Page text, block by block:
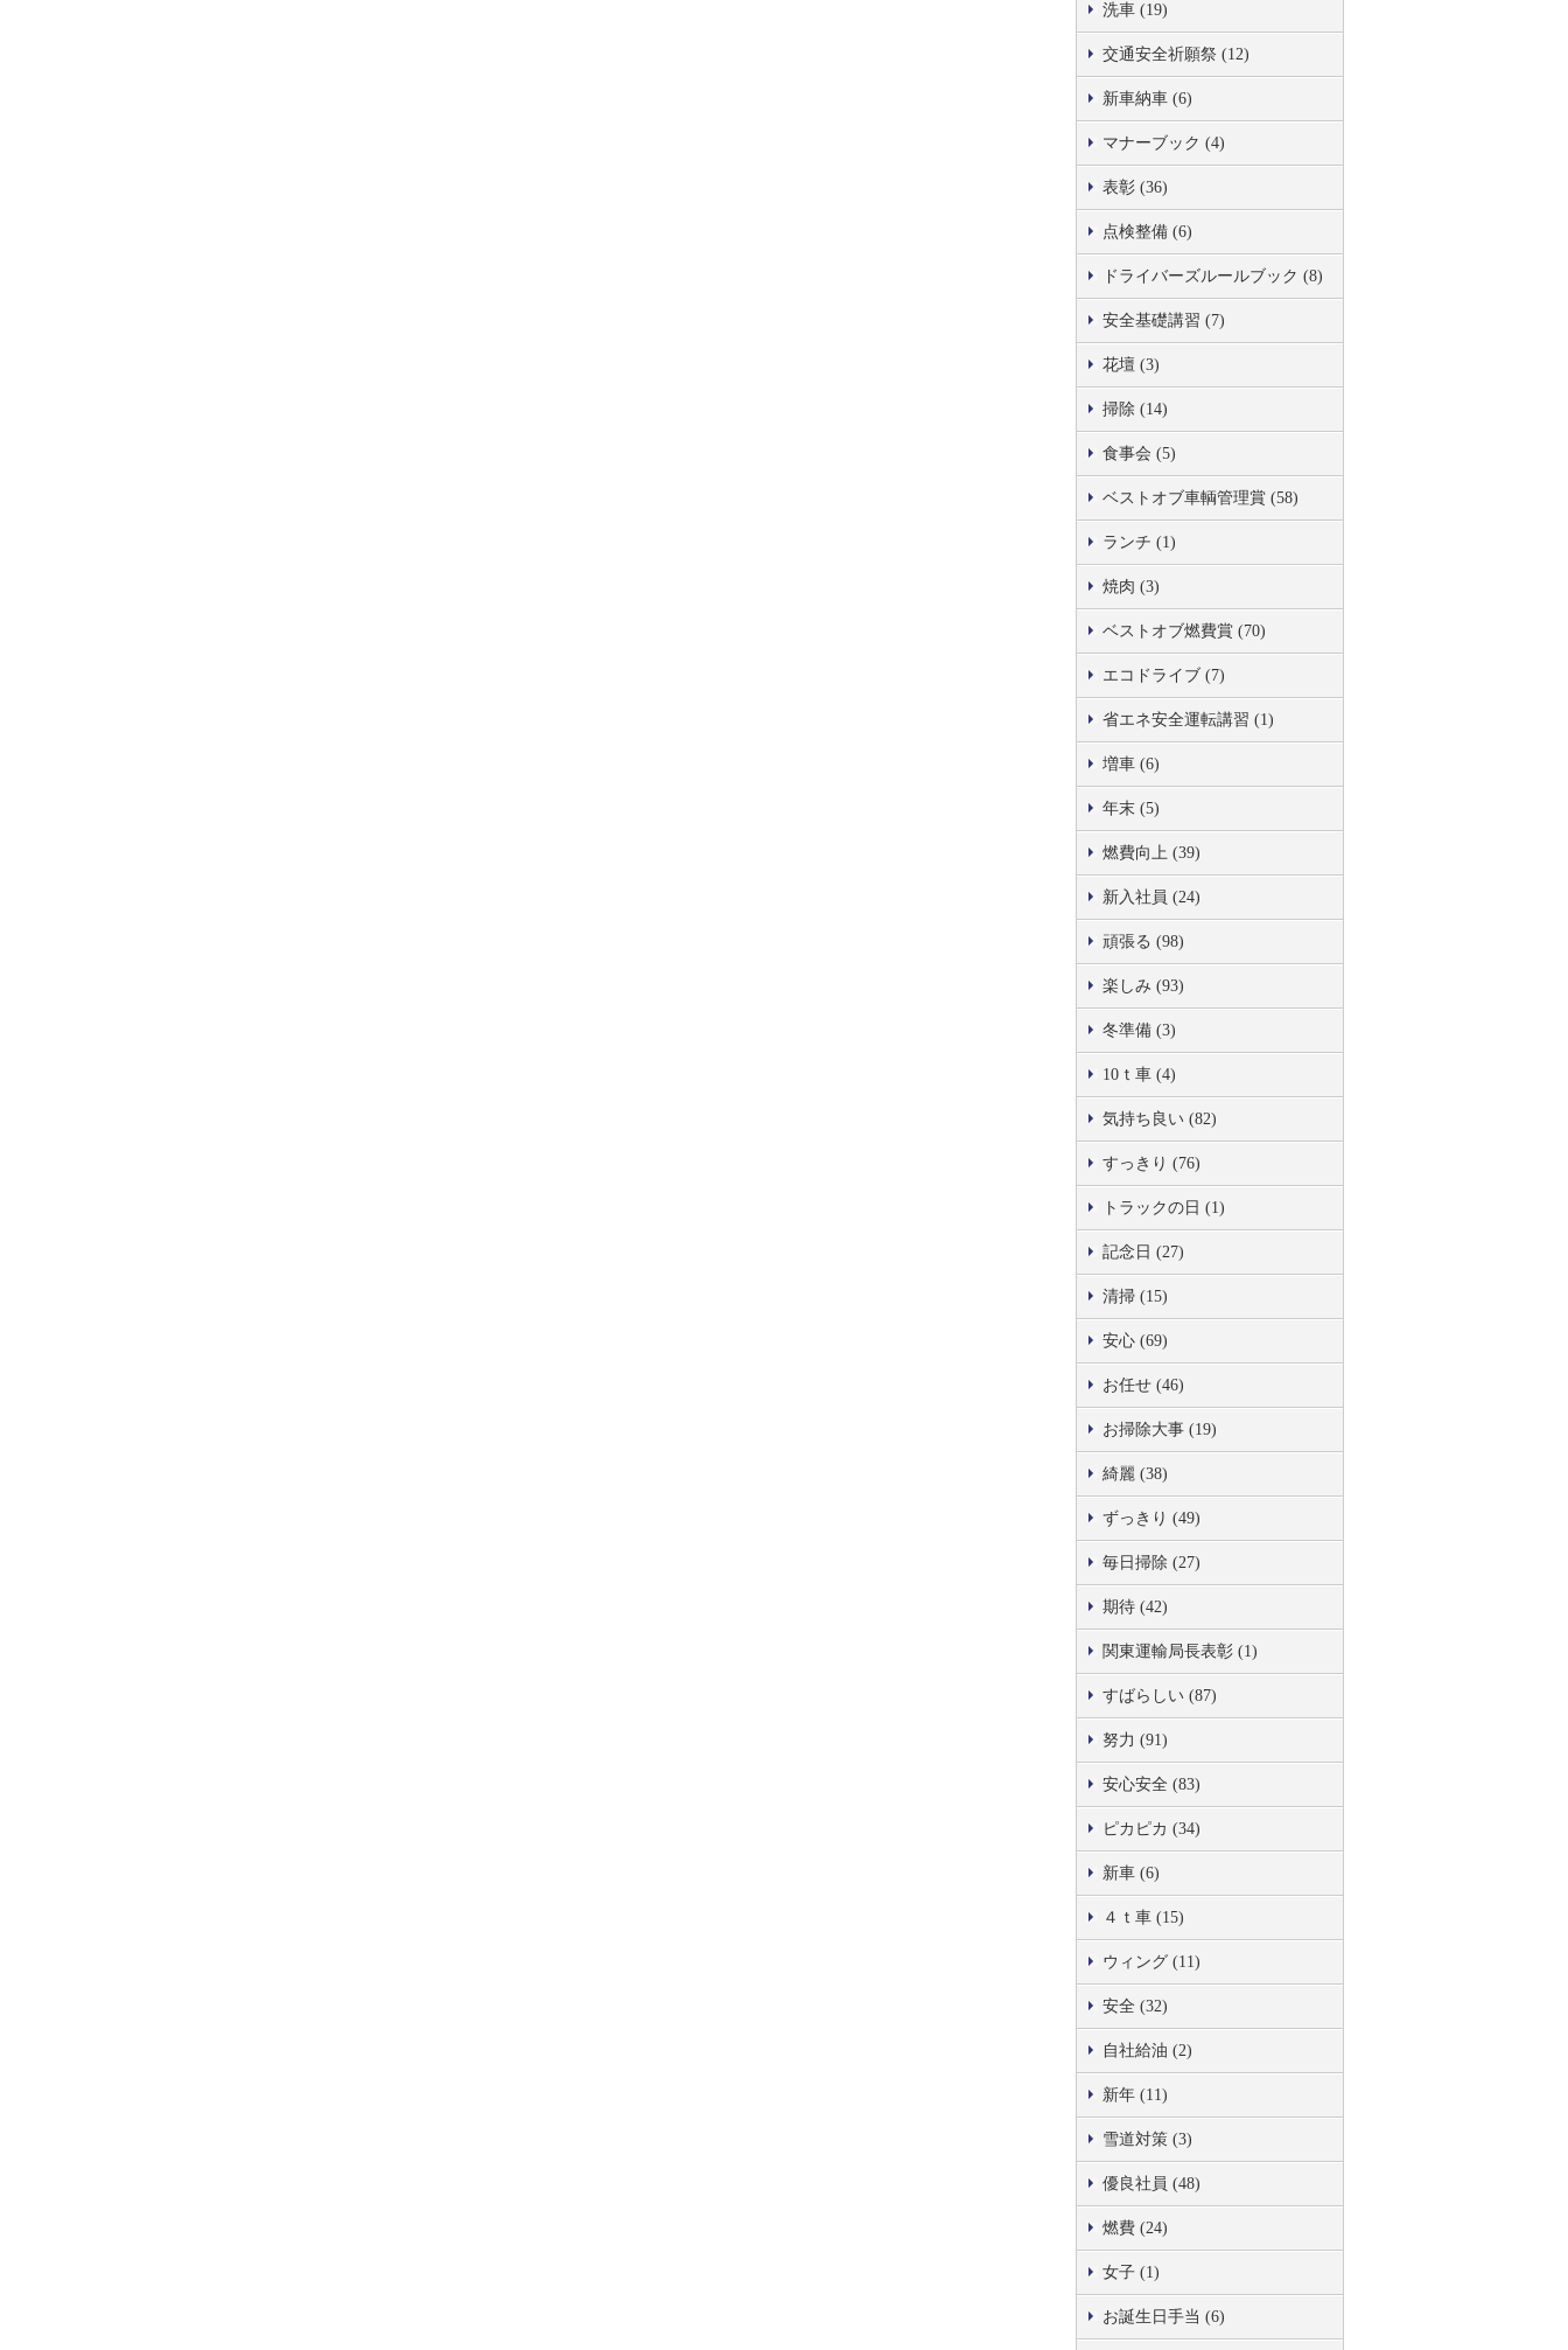
洗車 (19)
交通安全祈願祭 (12)
新車納車 (6)
マナーブック (4)
表彰 (36)
点検整備 (6)
ドライバーズルールブック (8)
安全基礎講習 (7)
花壇 (3)
掃除 (14)
食事会 (5)
ベストオブ車輌管理賞 (58)
ランチ (1)
焼肉 (3)
ベストオブ燃費賞 (70)
エコドライブ (7)
省エネ安全運転講習 (1)
増車 (6)
年末 (5)
燃費向上 (39)
新入社員 (24)
頑張る (98)
楽しみ (93)
冬準備 (3)
10ｔ車 (4)
気持ち良い (82)
すっきり (76)
トラックの日 (1)
記念日 (27)
清掃 (15)
安心 (69)
お任せ (46)
お掃除大事 (19)
綺麗 (38)
ずっきり (49)
毎日掃除 (27)
期待 (42)
関東運輸局長表彰 (1)
すばらしい (87)
努力 (91)
安心安全 (83)
ピカピカ (34)
新車 (6)
４ｔ車 (15)
ウィング (11)
安全 (32)
自社給油 (2)
新年 (11)
雪道対策 (3)
優良社員 (48)
燃費 (24)
女子 (1)
お誕生日手当 (6)